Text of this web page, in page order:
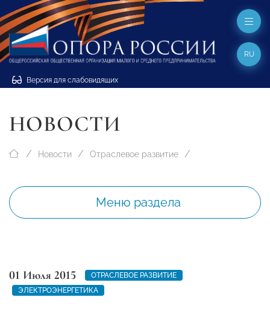
Версия для слабовидящих
RU
НОВОСТИ
Новости Отраслевое развитие
Меню раздела
01 Июля 2015
ОТРАСЛЕВОЕ РАЗВИТИЕ
ЭЛЕКТРОЭНЕРГЕТИКА